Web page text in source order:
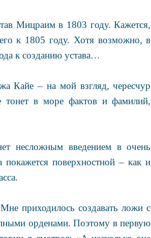
Мицраим в 1803 году. Кажется,
к 1805 году. Хотя возможно, в
к созданию устава…
Кайе – на мой взгляд, чересчур
тонет в море фактов и фамилий,
несложным введением в очень
поверхностной – как и
приходилось создавать ложи с
орденами. Поэтому в первую